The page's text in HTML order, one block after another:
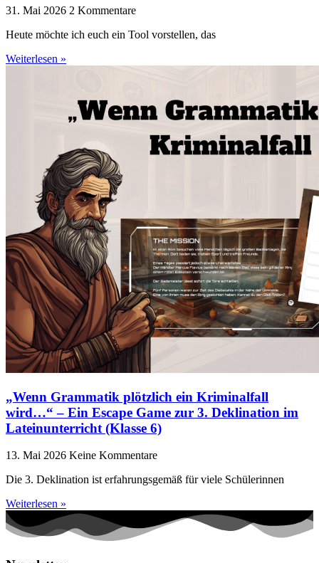
31. Mai 2026 2 Kommentare
Heute möchte ich euch ein Tool vorstellen, das
Weiterlesen »
„Wenn Grammatik plötzlich ein Kriminalfall
wird…“ – Ein Escape Game zur 3. Deklination im
Lateinunterricht (Klasse 6)
13. Mai 2026 Keine Kommentare
Die 3. Deklination ist erfahrungsgemäß für viele Schülerinnen
Weiterlesen »